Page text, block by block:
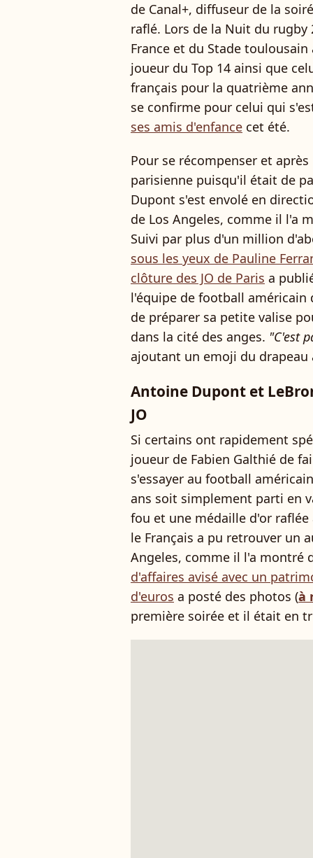
de Canal+, diffuseur de la
raflé. Lors de la Nuit du rugby
France et du Stade
joueur du Top 14 ainsi que
français pour la quatrième
se confirme pour celui qui
ses amis d'enfance cet été.
Pour se récompenser et
parisienne puisqu'il était de
Dupont s'est envolé en
de Los Angeles, comme il l'a
Suivi par plus d'un million
sous les yeux de Pauline
clôture des JO de Paris a
l'équipe de football américain
de préparer sa petite valise
dans la cité des anges. "C'est
ajoutant un emoji du drapeau
Antoine Dupont et
JO
Si certains ont rapidement
joueur de Fabien Galthié de
s'essayer au football
ans soit simplement parti en
fou et une médaille d'or raflée
le Français a pu retrouver un
Angeles, comme il l'a montré
d'affaires avisé avec un
d'euros a posté des photos (à
première soirée et il était en